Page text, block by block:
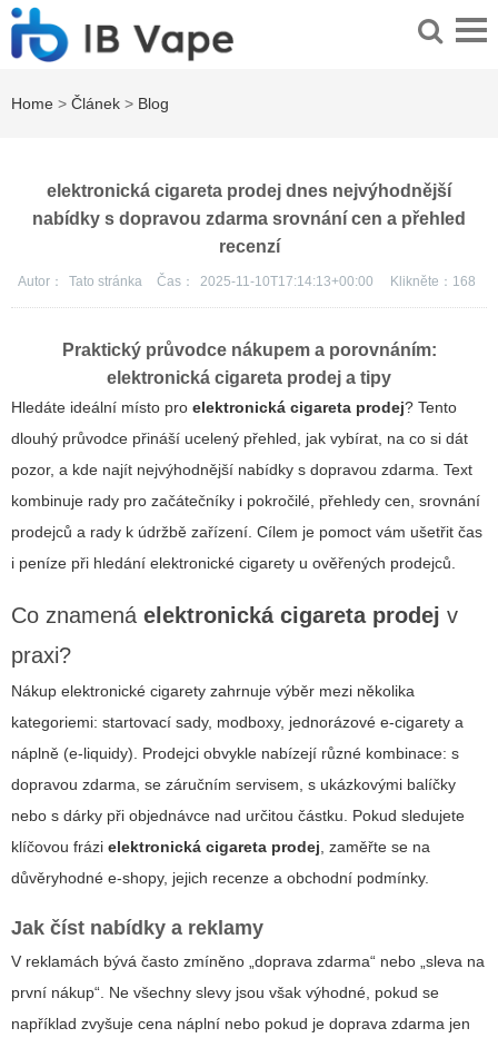
Home > Článek > Blog
elektronická cigareta prodej dnes nejvýhodnější
nabídky s dopravou zdarma srovnání cen a přehled
recenzí
Autor： Tato stránka Čas： 2025-11-10T17:14:13+00:00 Klikněte： 168
Praktický průvodce nákupem a porovnáním:
elektronická cigareta prodej a tipy
Hledáte ideální místo pro elektronická cigareta prodej? Tento
dlouhý průvodce přináší ucelený přehled, jak vybírat, na co si dát
pozor, a kde najít nejvýhodnější nabídky s dopravou zdarma. Text
kombinuje rady pro začátečníky i pokročilé, přehledy cen, srovnání
prodejců a rady k údržbě zařízení. Cílem je pomoct vám ušetřit čas
i peníze při hledání elektronické cigarety u ověřených prodejců.
Co znamená elektronická cigareta prodej v
praxi?
Nákup elektronické cigarety zahrnuje výběr mezi několika
kategoriemi: startovací sady, modboxy, jednorázové e-cigarety a
náplně (e-liquidy). Prodejci obvykle nabízejí různé kombinace: s
dopravou zdarma, se záručním servisem, s ukázkovými balíčky
nebo s dárky při objednávce nad určitou částku. Pokud sledujete
klíčovou frázi elektronická cigareta prodej, zaměřte se na
důvěryhodné e-shopy, jejich recenze a obchodní podmínky.
Jak číst nabídky a reklamy
V reklamách bývá často zmíněno „doprava zdarma“ nebo „sleva na
první nákup“. Ne všechny slevy jsou však výhodné, pokud se
například zvyšuje cena náplní nebo pokud je doprava zdarma jen